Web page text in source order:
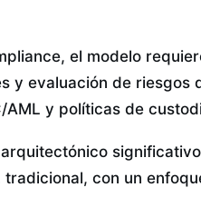
el modelo
y evaluación de riesgos
AML y políticas de
tradicional, con un